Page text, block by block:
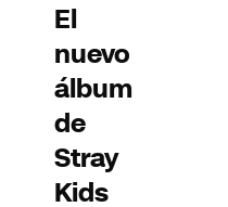
El
nuevo
álbum
de
Stray
Kids